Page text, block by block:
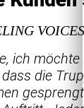
ich
die